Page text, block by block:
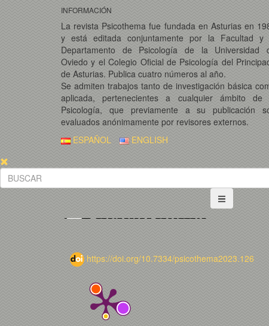
INFORMACIÓN
La revista Psicothema fue fundada en Asturias en
y está editada conjuntamente por la Facultad y
Departamento de Psicología de la Universidad
Oviedo y el Colegio Oficial de Psicología del
de Asturias. Publica cuatro números al año.
Se admiten trabajos tanto de investigación básica
aplicada, pertenecientes a cualquier ámbito de
Psicología, que previamente a su publicación
evaluados anónimamente por revisores externos.
ESPAÑOL ENGLISH
https://doi.org/10.7334/psicothema2023.126